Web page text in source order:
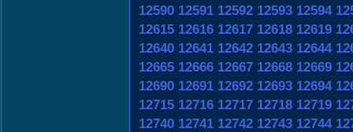
12590 12591 12592 12593 12594
12615 12616 12617 12618 12619
12640 12641 12642 12643 12644
12665 12666 12667 12668 12669
12690 12691 12692 12693 12694
12715 12716 12717 12718 12719
12740 12741 12742 12743 12744